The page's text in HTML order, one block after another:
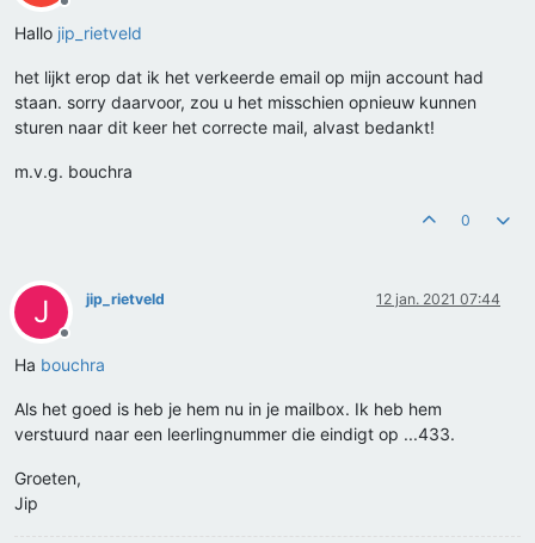
Offline
Hallo jip_rietveld
het lijkt erop dat ik het verkeerde email op mijn account had
staan. sorry daarvoor, zou u het misschien opnieuw kunnen
sturen naar dit keer het correcte mail, alvast bedankt!
m.v.g. bouchra
0
J
Offline
jip_rietveld 12 jan. 2021 07:44
Ha bouchra
Als het goed is heb je hem nu in je mailbox. Ik heb hem
verstuurd naar een leerlingnummer die eindigt op ...433.
Groeten,
Jip